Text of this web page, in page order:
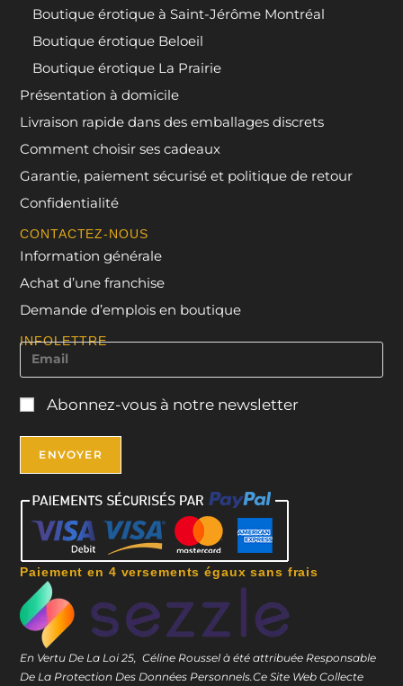
Boutique érotique à Saint-Jérôme Montréal
Boutique érotique Beloeil
Boutique érotique La Prairie
Présentation à domicile
Livraison rapide dans des emballages discrets
Comment choisir ses cadeaux
Garantie, paiement sécurisé et politique de retour
Confidentialité
CONTACTEZ-NOUS
Information générale
Achat d’une franchise
Demande d’emplois en boutique
INFOLETTRE
Abonnez-vous à notre newsletter
Paiement en 4 versements égaux sans frais
En Vertu De La Loi 25, Céline Roussel à été attribuée Responsable
De La Protection Des Données Personnels.Ce Site Web Collecte